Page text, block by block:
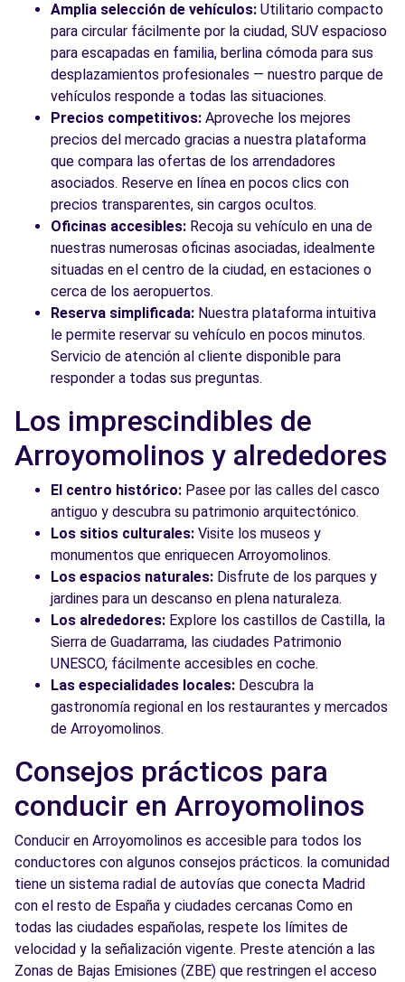
Ver agencia
Ver todas las agencias
Amplia selección de vehículos: Utilitario compacto
para circular fácilmente por la ciudad, SUV espacioso
para escapadas en familia, berlina cómoda para sus
desplazamientos profesionales — nuestro parque de
vehículos responde a todas las situaciones.
Precios competitivos: Aproveche los mejores
precios del mercado gracias a nuestra plataforma
que compara las ofertas de los arrendadores
asociados. Reserve en línea en pocos clics con
precios transparentes, sin cargos ocultos.
Oficinas accesibles: Recoja su vehículo en una de
nuestras numerosas oficinas asociadas, idealmente
situadas en el centro de la ciudad, en estaciones o
cerca de los aeropuertos.
Reserva simplificada: Nuestra plataforma intuitiva
le permite reservar su vehículo en pocos minutos.
Servicio de atención al cliente disponible para
responder a todas sus preguntas.
Los imprescindibles de
Arroyomolinos y alrededores
El centro histórico: Pasee por las calles del casco
antiguo y descubra su patrimonio arquitectónico.
Los sitios culturales: Visite los museos y
monumentos que enriquecen Arroyomolinos.
Los espacios naturales: Disfrute de los parques y
jardines para un descanso en plena naturaleza.
Los alrededores: Explore los castillos de Castilla, la
Sierra de Guadarrama, las ciudades Patrimonio
UNESCO, fácilmente accesibles en coche.
Las especialidades locales: Descubra la
gastronomía regional en los restaurantes y mercados
de Arroyomolinos.
Consejos prácticos para
conducir en Arroyomolinos
Conducir en Arroyomolinos es accesible para todos los
conductores con algunos consejos prácticos. la comunidad
tiene un sistema radial de autovías que conecta Madrid
con el resto de España y ciudades cercanas Como en
todas las ciudades españolas, respete los límites de
velocidad y la señalización vigente. Preste atención a las
Zonas de Bajas Emisiones (ZBE) que restringen el acceso